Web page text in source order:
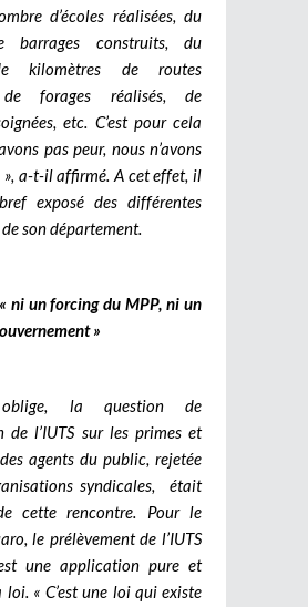
d’écoles réalisées, du
barrages construits, du
kilomètres de routes
de forages réalisés, de
etc. C’est pour cela
pas peur, nous n’avons
», a-t-il affirmé. A cet effet, il
exposé des différentes
son département.
« ni un forcing du MPP, ni un
»
la question de
de l’IUTS sur les primes et
agents du public, rejetée
syndicales, était
cette rencontre. Pour le
le prélèvement de l’IUTS
une application pure et
loi. « C’est une loi qui existe